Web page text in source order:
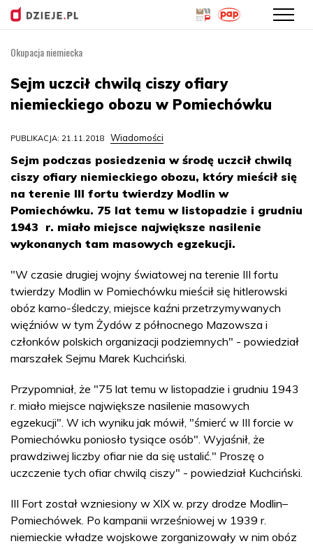
treści
Okupacja niemiecka
Sejm uczcił chwilą ciszy ofiary
niemieckiego obozu w Pomiechówku
PUBLIKACJA: 21.11.2018 Wiadomości
Sejm podczas posiedzenia w środę uczcił chwilą
ciszy ofiary niemieckiego obozu, który mieścił się
na terenie III fortu twierdzy Modlin w
Pomiechówku. 75 lat temu w listopadzie i grudniu
1943 r. miało miejsce największe nasilenie
wykonanych tam masowych egzekucji.
"W czasie drugiej wojny światowej na terenie III fortu
twierdzy Modlin w Pomiechówku mieścił się hitlerowski
obóz karno-śledczy, miejsce kaźni przetrzymywanych
więźniów w tym Żydów z północnego Mazowsza i
członków polskich organizacji podziemnych" - powiedział
marszałek Sejmu Marek Kuchciński.
Przypomniał, że "75 lat temu w listopadzie i grudniu 1943
r. miało miejsce największe nasilenie masowych
egzekucji". W ich wyniku jak mówił, "śmierć w III forcie w
Pomiechówku poniosło tysiące osób". Wyjaśnił, że
prawdziwej liczby ofiar nie da się ustalić." Proszę o
uczczenie tych ofiar chwilą ciszy" - powiedział Kuchciński.
III Fort został wzniesiony w XIX w. przy drodze Modlin–
Pomiechówek. Po kampanii wrześniowej w 1939 r.
niemieckie władze wojskowe zorganizowały w nim obóz